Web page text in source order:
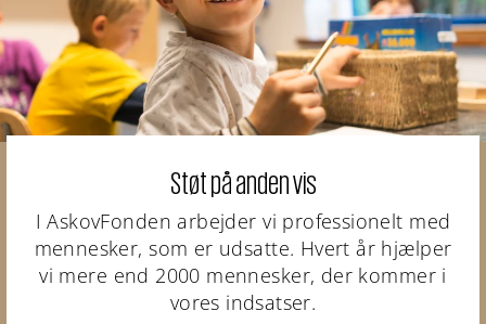
Støt på anden vis
I AskovFonden arbejder vi professionelt med
mennesker, som er udsatte. Hvert år hjælper
vi mere end 2000 mennesker, der kommer i
vores indsatser.